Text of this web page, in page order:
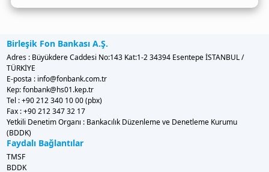
Birleşik Fon Bankası A.Ş.
Adres : Büyükdere Caddesi No:143 Kat:1-2 34394 Esentepe İSTANBUL /
TÜRKİYE
E-posta : info@fonbank.com.tr
Kep: fonbank@hs01.kep.tr
Tel : +90 212 340 10 00 (pbx)
Fax : +90 212 347 32 17
Yetkili Denetim Organı : Bankacılık Düzenleme ve Denetleme Kurumu
(BDDK)
Faydalı Bağlantılar
TMSF
BDDK